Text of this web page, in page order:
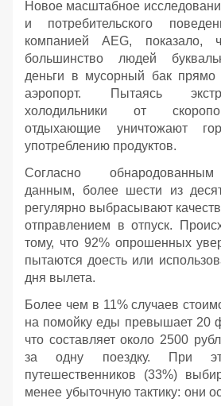
Новое масштабное
и потребительского
компанией AEG, показало,
большинство людей
деньги в мусорный бак
аэропорт. Пытаясь
холодильники от
отдыхающие уничтожают
употреблению продуктов.
Согласно обнародованным
данным, более шести из
регулярно выбрасывают
отправлением в отпуск.
тому, что 92% опрошенных
пытаются доесть или
дня вылета.
Более чем в 11% случаев
на помойку еды превышает 20
что составляет около 2500
за одну поездку. При
путешественников (33%)
менее убыточную тактику: они